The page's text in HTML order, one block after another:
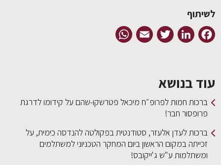
לשיתוף
Facebook
LinkedIn
Twitter
Email
עוד בנושא
ברכות חמות לפרופ״ח מיכאל פטרשקו-שהם על קידומו לדרגת
פרופסור חבר!
ברכות לעדן אלעזר, סטודנטית בפקולטה להנדסה כימית, על
זכייתה במקום הראשון ביום המחקר הטכניוני למשתלמים
ומשתלמות ע"ש ג'ייקובס!